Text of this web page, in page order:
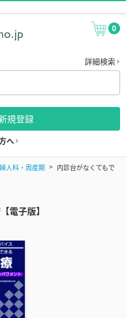
0
詳細検索
規登録
へ
人科・周産期
内診台がなくてもで
電子版】